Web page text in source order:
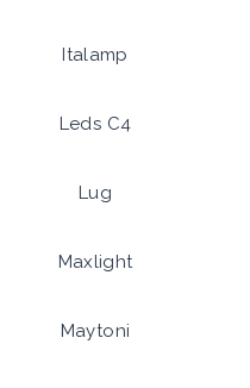
Italamp
Leds C4
Lug
Maxlight
Maytoni